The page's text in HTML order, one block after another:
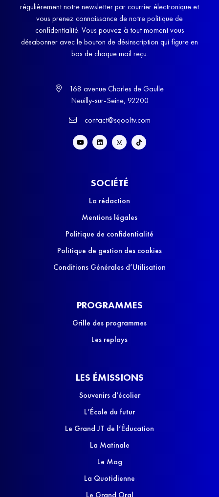
régulièrement notre newsletter par courrier électronique et
vous prenez connaissance de notre politique de
confidentialité. Vous pouvez à tout moment vous
désabonner avec le bouton de désinscription qui figure en
bas de chaque mail reçu.
168 avenue Charles de Gaulle
Neuilly-sur-Seine, 92200
contact@sqooltv.com
SOCIÉTÉ
La rédaction
Mentions légales
Politique de confidentialité
Politique de gestion des cookies
Conditions Générales d’Utilisation
PROGRAMMES
Grille des programmes
Les replays
LES ÉMISSIONS
Souvenirs d’écolier
L’École du futur
Le Grand JT de l’Éducation
La Matinale
Le Mag
La Quotidienne